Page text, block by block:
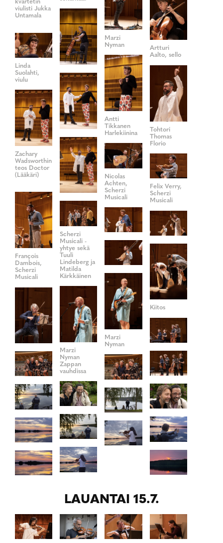
kvartetin
viulisti Jukka
Untamala
Marzi
Nyman
Artturi
Aalto, sello
Linda
Suolahti,
viulu
Antti
Tikkanen
Harlekiinina
Tohtori
Thomas
Florio
Zachary
Wadsworthin
teos Doctor
(Lääkäri)
Nicolas
Achten,
Scherzi
Musicali
Felix Verry,
Scherzi
Musicali
François
Dambois,
Scherzi
Musicali
Scherzi
Musicali -
yhtye sekä
Tuuli
Lindeberg ja
Matilda
Kärkkäinen
Kiitos
Marzi
Nyman
Marzi
Nyman
Zappan
vauhdissa
LAUANTAI 15.7.